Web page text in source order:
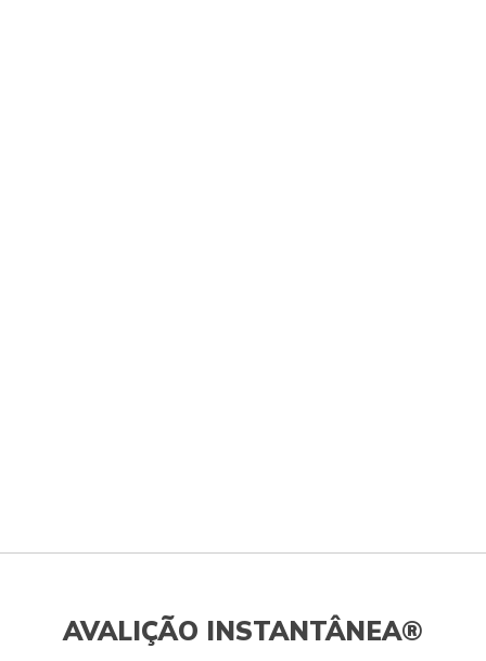
AVALIÇÃO INSTANTÂNEA®